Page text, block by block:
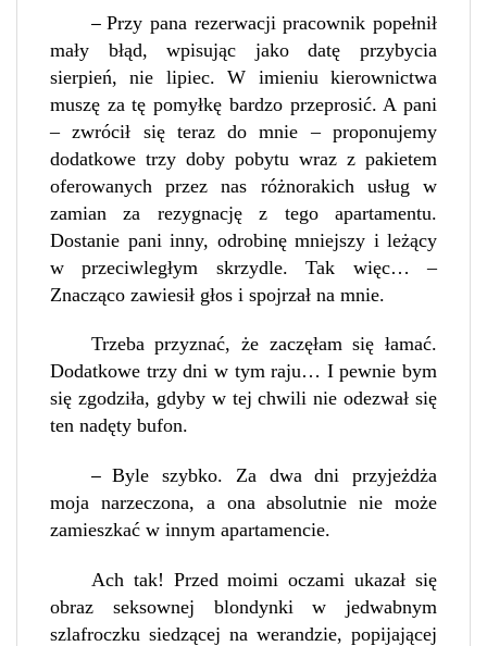
–Przy pana rezerwacji pracownik popełnił
mały błąd, wpisując jako datę przybycia
sierpień, nie lipiec. W imieniu kierownictwa
muszę za tę pomyłkę bardzo przeprosić. A pani
– zwrócił się teraz do mnie – proponujemy
dodatkowe trzy doby pobytu wraz z pakietem
oferowanych przez nas różnorakich usług w
zamian za rezygnację z tego apartamentu.
Dostanie pani inny, odrobinę mniejszy i leżący
w przeciwległym skrzydle. Tak więc… –
Znacząco zawiesił głos i spojrzał na mnie.
Trzeba przyznać, że zaczęłam się łamać.
Dodatkowe trzy dni w tym raju… I pewnie bym
się zgodziła, gdyby w tej chwili nie odezwał się
ten nadęty bufon.
–Byle szybko. Za dwa dni przyjeżdża
moja narzeczona, a ona absolutnie nie może
zamieszkać w innym apartamencie.
Ach tak! Przed moimi oczami ukazał się
obraz seksownej blondynki w jedwabnym
szlafroczku siedzącej na werandzie, popijającej